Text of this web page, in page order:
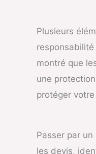
Plusieurs
montré que
une
protéger
Passer par
les devis,